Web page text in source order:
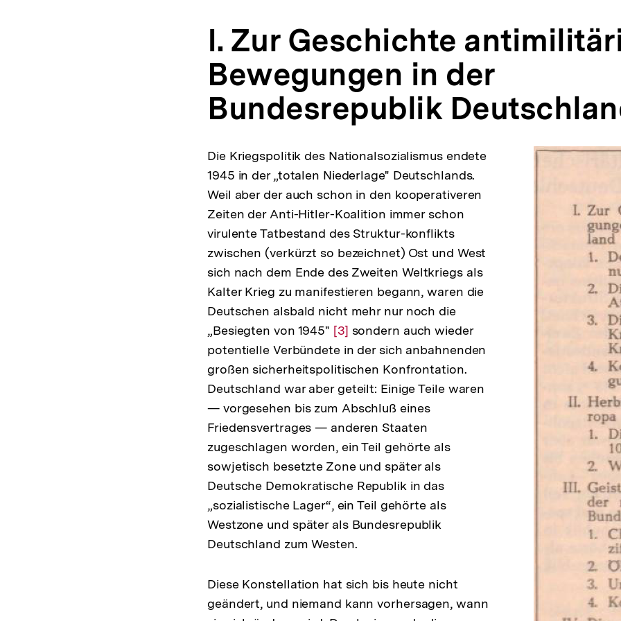
I. Zur Geschichte
Bewegungen in der
Bundesrepublik
Die Kriegspolitik des Nationalsozialismus endete
1945 in der „totalen Niederlage" Deutschlands.
Weil aber der auch schon in den kooperativeren
Zeiten der Anti-Hitler-Koalition immer schon
virulente Tatbestand des Struktur-konflikts
zwischen (verkürzt so bezeichnet) Ost und West
sich nach dem Ende des Zweiten Weltkriegs als
Kalter Krieg zu manifestieren begann, waren die
Deutschen alsbald nicht mehr nur noch die
„Besiegten von 1945" Zur
Auflösung
der
Fußnote
[3] sondern auch wieder
potentielle Verbündete in der sich anbahnenden
großen sicherheitspolitischen Konfrontation.
Deutschland war aber geteilt: Einige Teile waren
— vorgesehen bis zum Abschluß eines
Friedensvertrages — anderen Staaten
zugeschlagen worden, ein Teil gehörte als
sowjetisch besetzte Zone und später als
Deutsche Demokratische Republik in das
„sozialistische Lager“, ein Teil gehörte als
Westzone und später als Bundesrepublik
Deutschland zum Westen.
Diese Konstellation hat sich bis heute nicht
geändert, und niemand kann vorhersagen, wann